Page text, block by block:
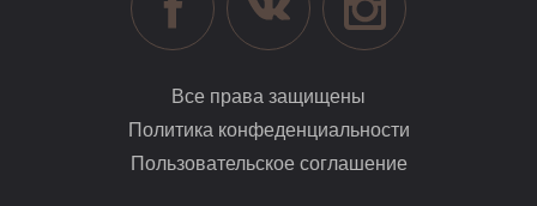
Все права защищены
Политика конфеденциальности
Пользовательское соглашение